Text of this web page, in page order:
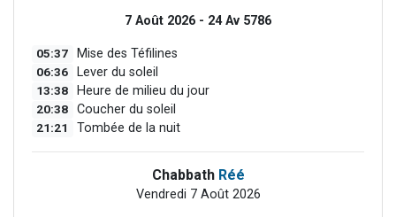
7 Août 2026 - 24 Av 5786
05:37 Mise des Téfilines
06:36 Lever du soleil
13:38 Heure de milieu du jour
20:38 Coucher du soleil
21:21 Tombée de la nuit
Chabbath Réé
Vendredi 7 Août 2026